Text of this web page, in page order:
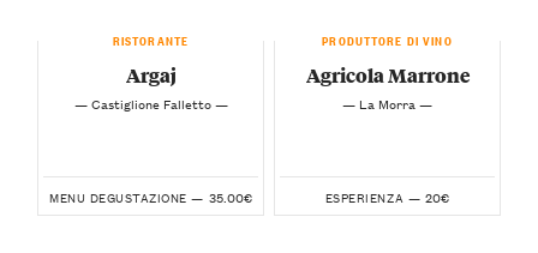
RISTORANTE
Argaj
— Castiglione Falletto —
MENU DEGUSTAZIONE — 35.00€
PRODUTTORE DI VINO
Agricola Marrone
— La Morra —
ESPERIENZA — 20€